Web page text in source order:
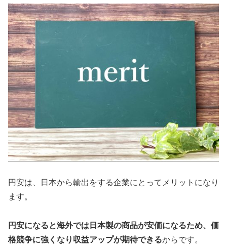
円安は、日本から輸出をする企業にとってメリットになり
ます。
円安になると海外では日本製の商品が安価になるため、価
格競争に強くなり収益アップが期待できるからです。